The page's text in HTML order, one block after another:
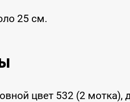
25 см.
цвет 532 (2 мотка),